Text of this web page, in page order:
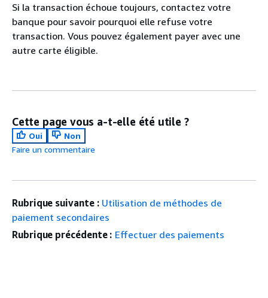
Si la transaction échoue toujours, contactez votre
banque pour savoir pourquoi elle refuse votre
transaction. Vous pouvez également payer avec une
autre carte éligible.
Cette page vous a-t-elle été utile ?
Oui
Non
Faire un commentaire
Rubrique suivante : Utilisation de méthodes de
paiement secondaires
Rubrique précédente : Effectuer des paiements